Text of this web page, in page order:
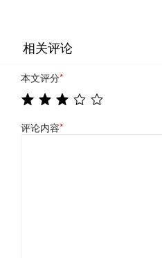
相关评论
本文评分*
评论内容*